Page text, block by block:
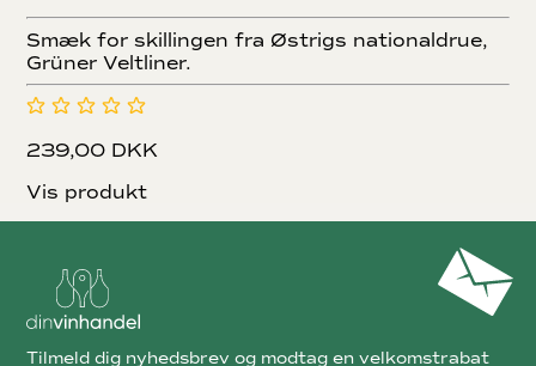
Smæk for skillingen fra Østrigs nationaldrue,
Grüner Veltliner.
239,00 DKK
Vis produkt
Tilmeld dig nyhedsbrev og modtag en velkomstrabat